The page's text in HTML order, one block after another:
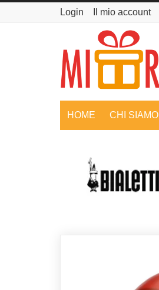
Login Il mio account
HOME CHI SIAMO